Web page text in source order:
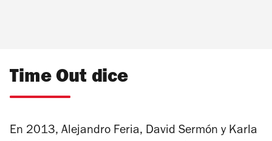
Time Out dice
En 2013, Alejandro Feria, David Sermón y Karla